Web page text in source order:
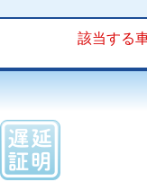
該当する